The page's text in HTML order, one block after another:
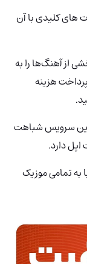
های کلیدی با آن
از آهنگ‌ها را به
هزینه
سرویس شباهت
به تمامی موزیک